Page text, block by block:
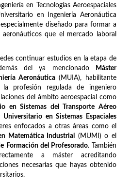
en Tecnologías Aeroespaciales
en Ingeniería Aeronáutica
diseñado para formar a
que el mercado laboral
continuar estudios en la etapa de
del ya mencionado
Máster
Aeronáutica(MUIA), habilitante
profesión regulada de ingeniero
del ámbito aeroespacial como
en Sistemas del Transporte Aéreo
Universitario en Sistemas Espaciales
enfocados a otras áreas como el
Matemática Industrial
(MUMI) o el
Formación del Profesorado. También
a máster acreditando
necesarias que hayas obtenido